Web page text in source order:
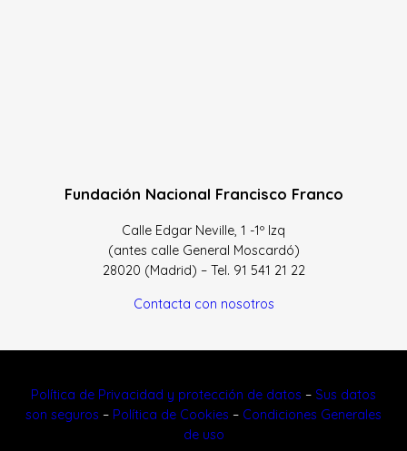
Fundación Nacional Francisco Franco
Calle Edgar Neville, 1 -1º Izq
(antes calle General Moscardó)
28020 (Madrid) – Tel. 91 541 21 22
Contacta con nosotros
Política de Privacidad y protección de datos – Sus datos
son seguros – Política de Cookies – Condiciones Generales
de uso